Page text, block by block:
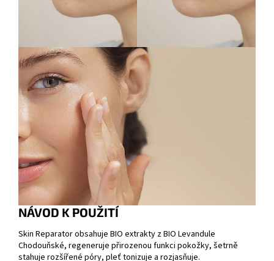
NÁVOD K POUŽITÍ
Skin Reparator obsahuje BIO extrakty z BIO Levandule
Chodouňské, regeneruje přirozenou funkci pokožky, šetrně
stahuje rozšířené póry, pleť tonizuje a rozjasňuje.